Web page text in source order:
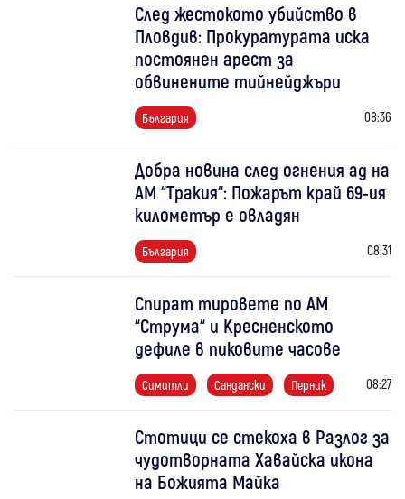
След жестокото убийство в
Пловдив: Прокуратурата иска
постоянен арест за
обвинените тийнейджъри
България 08:36
Добра новина след огнения ад на
АМ “Тракия“: Пожарът край 69-ия
километър е овладян
България 08:31
Спират тировете по АМ
“Струма“ и Кресненското
дефиле в пиковите часове
Симитли Сандански Перник 08:27
Стотици се стекоха в Разлог за
чудотворната Хавайска икона
на Божията Майка